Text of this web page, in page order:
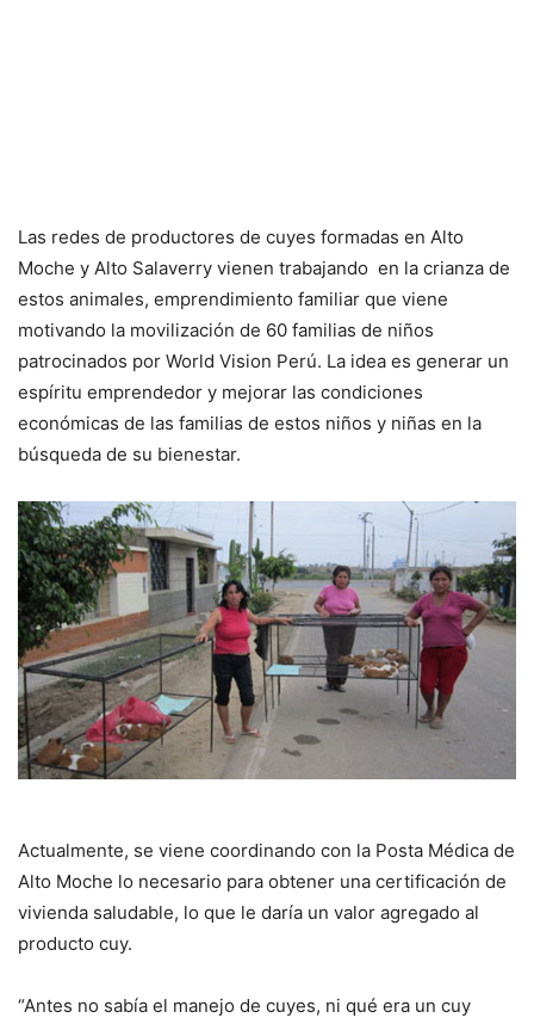
Las redes de productores de cuyes formadas en Alto
Moche y Alto Salaverry vienen trabajando en la crianza de
estos animales, emprendimiento familiar que viene
motivando la movilización de 60 familias de niños
patrocinados por World Vision Perú. La idea es generar un
espíritu emprendedor y mejorar las condiciones
económicas de las familias de estos niños y niñas en la
búsqueda de su bienestar.
Actualmente, se viene coordinando con la Posta Médica de
Alto Moche lo necesario para obtener una certificación de
vivienda saludable, lo que le daría un valor agregado al
producto cuy.
“Antes no sabía el manejo de cuyes, ni qué era un cuy